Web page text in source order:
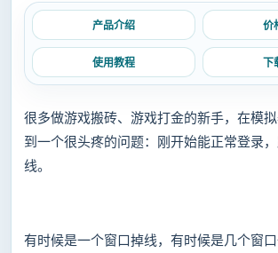
产品介绍 价
使用教程 下
很多做游戏搬砖、游戏打金的新手，在模
到一个很头疼的问题：刚开始能正常登录
线。
有时候是一个窗口掉线，有时候是几个窗